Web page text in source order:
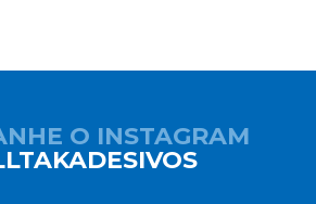
O INSTAGRAM